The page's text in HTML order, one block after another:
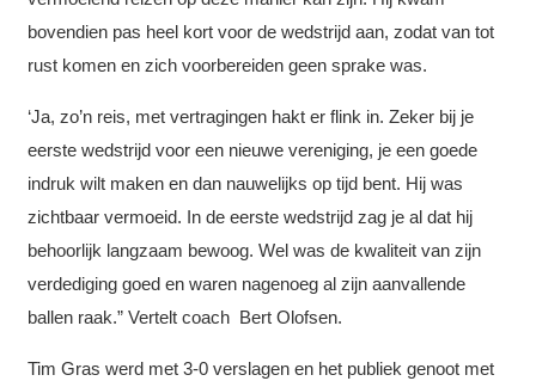
bovendien pas heel kort voor de wedstrijd aan, zodat van tot
rust komen en zich voorbereiden geen sprake was.
‘Ja, zo’n reis, met vertragingen hakt er flink in. Zeker bij je
eerste wedstrijd voor een nieuwe vereniging, je een goede
indruk wilt maken en dan nauwelijks op tijd bent. Hij was
zichtbaar vermoeid. In de eerste wedstrijd zag je al dat hij
behoorlijk langzaam bewoog. Wel was de kwaliteit van zijn
verdediging goed en waren nagenoeg al zijn aanvallende
ballen raak.” Vertelt coach Bert Olofsen.
Tim Gras werd met 3-0 verslagen en het publiek genoot met